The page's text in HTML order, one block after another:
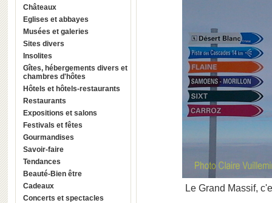
Châteaux
Eglises et abbayes
Musées et galeries
Sites divers
Insolites
Gîtes, hébergements divers et
chambres d'hôtes
Hôtels et hôtels-restaurants
Restaurants
Expositions et salons
Festivals et fêtes
Gourmandises
Savoir-faire
Tendances
Beauté-Bien être
Cadeaux
Concerts et spectacles
Le Grand Massif,